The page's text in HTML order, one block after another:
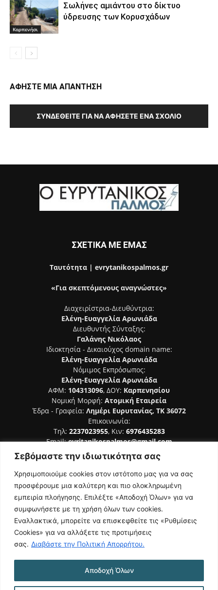
Σεβόμαστε την ιδιωτικότητα σας
Χρησιμοποιούμε cookies στον ιστότοπο μας για να σας
προσφέρουμε μια καλύτερη και πιο ολοκληρωμένη
εμπειρία πλοήγησης. Επιλέξτε «Αποδοχή Όλων» για να
συμφωνήσετε με τη χρήση όλων των cookies.
Εναλλακτικά, μπορείτε να επισκεφθείτε τις «Ρυθμίσεις
Cookies» για να αλλάξετε τις προτιμήσεις
σας. Διαβάστε την Πολιτική Απορρήτου.
Αποδοχή Όλων
Καρπενήσι
Σωλήνες αμιάντου στο δίκτυο
ύδρευσης των Κορυσχάδων
ΑΦΗΣΤΕ ΜΙΑ ΑΠΑΝΤΗΣΗ
ΣΥΝΔΕΘΕΊΤΕ ΓΙΑ ΝΑ ΑΦΉΣΕΤΕ ΈΝΑ ΣΧΌΛΙΟ
ΣΧΕΤΙΚΑ ΜΕ ΕΜΑΣ
Ταυτότητα | evrytanikospalmos.gr
«Για σκεπτόμενους αναγνώστες»
Διαχειρίστρια-Διευθύντρια:
Ελένη-Ευαγγελία Αρωνιάδα
Διευθυντής Σύνταξης:
Γαλάνης Νικόλαος
Ιδιοκτησία - Δικαιούχος domain name:
Ελένη-Ευαγγελία Αρωνιάδα
Νόμιμος Εκπρόσωπος:
Ελένη-Ευαγγελία Αρωνιάδα
ΑΦΜ: 104313096, ΔΟΥ: Καρπενησίου
Νομική Μορφή: Ατομική Εταιρεία
Έδρα - Γραφεία: Λημέρι Ευρυτανίας, ΤΚ 36072
Επικοινωνία:
Τηλ: 2237023955, Κιν: 6976435283
Email:evritanikospalmos@gmail.com
ΑΚΟΛΟΥΘΗΣΕ ΜΑΣ
Όροι Χρήσης
Κατασκευή Ιστοσελίδας | Κοκοτίνης Δημήτριος